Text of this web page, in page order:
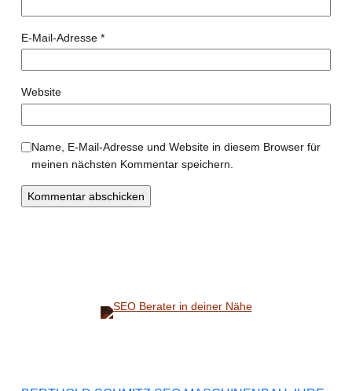
E-Mail-Adresse *
Website
Name, E-Mail-Adresse und Website in diesem Browser für
meinen nächsten Kommentar speichern.